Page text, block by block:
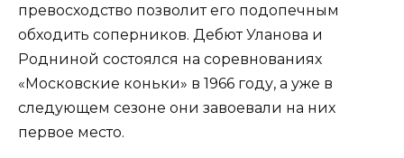
превосходство позволит его подопечным
обходить соперников. Дебют Уланова и
Родниной состоялся на соревнованиях
«Московские коньки» в 1966 году, а уже в
следующем сезоне они завоевали на них
первое место.